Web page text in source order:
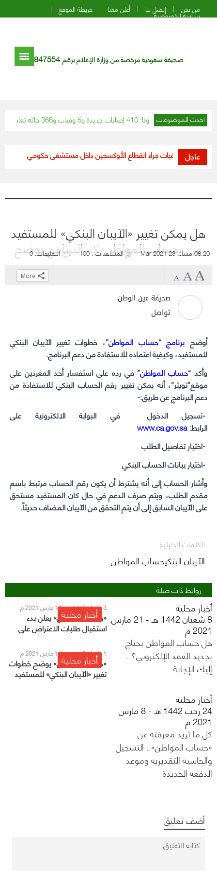
من نحن إتصل بنا أعلن معنا خريطة الموقع
سياسة الخصوصية
صحيفة سعودية مرخصة من وزارة الإعلام برقم 847554
احدث الموضوعات
كورونا: 410 إصابات جديدة و5 وفيات و366 حالة تعافي
عاجل
الأردن.. وفيات جراء انقطاع الأوكسجين داخل مستشفى حكومي
هل يمكن تغيير «الآيبان البنكي» للمستفيد
من «حساب المواطن»؟.. البرنامج يوضح08:20 مساءً, 23 Mar 2021 المشاهدات : 100 التعليقات: 0
صحيفة عين الوطن
تواصل
أوضح برنامج “حساب المواطن”، خطوات تغيير الآيبان البنكي
للمستفيد، وكيفية اعتماده للاستفادة من دعم البرنامج.
وأكد “حساب المواطن” في رده على استفسار أحد المغردين على
موقع”تويتر”، أنه يمكن تغيير رقم الحساب البنكي للاستفادة من
دعم البرنامج عن طريق:-
-تسجيل الدخول في البوابة الالكترونية على
الرابط:www.ca.gov.sa
-اختيار تفاصيل الطلب
-اختيار بيانات الحساب البنكي
وأشار الحساب إلى أنه يشترط أن يكون رقم الحساب مرتبط باسم
مقدم الطلب، ويتم صرف الدعم في حال كان المستفيد مستحق
على الآيبان السابق إلى أن يتم التحقق من الآيبان المضاف حديثاً.
(Opens
in
window)
(Opens
in
window)
(Opens
in
new
window)
Click
(Opens
in
new
window)
More
الكلمات الدليلية
الآيبان البنكيحساب المواطن
روابط ذات صلة
أخبار محلية
8 شعبان 1442 هـ - 21 مارس
2021 م
هل حساب المواطن يحتاج
تجديد العقد الإلكتروني؟..
إليك الإجابة
أخبار محلية 3 شعبان 1442 هـ - 16 مارس 2021 م
«حساب المواطن» يعلن بدء
استقبال طلبات الاعتراض على
أخبار محلية 1 شعبان 1442 هـ - 14 مارس 2021 م
«حساب المواطن» يوضح خطوات
تغيير «الآيبان البنكي» للمستفيد
أخبار محلية
24 رجب 1442 هـ - 8 مارس
2021 م
كل ما تريد معرفته عن
«حساب المواطن».. التسجيل
والحاسبة التقديرية وموعد
الدفعة الجديدة
أضف تعليق